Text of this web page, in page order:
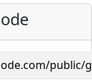
public/